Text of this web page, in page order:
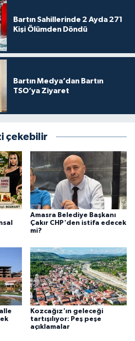
Bartın Sahillerinde 2 Ayda 271
Kişi Ölümden Döndü
Bartın Medya’dan Bartın
TSO’ya Ziyaret
çekebilir
Amasra Belediye Başkanı
Çakır CHP'den istifa edecek
mi?
Kozcağız'ın geleceği
tartışılıyor: Peş peşe
açıklamalar